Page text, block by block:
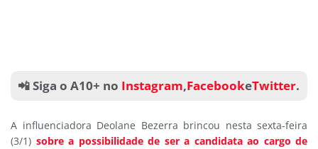
📲 Siga o A10+ no Instagram,FacebookeTwitter.
A influenciadora Deolane Bezerra brincou nesta sexta-feira
(3/1) sobre a possibilidade de ser a candidata ao cargo de